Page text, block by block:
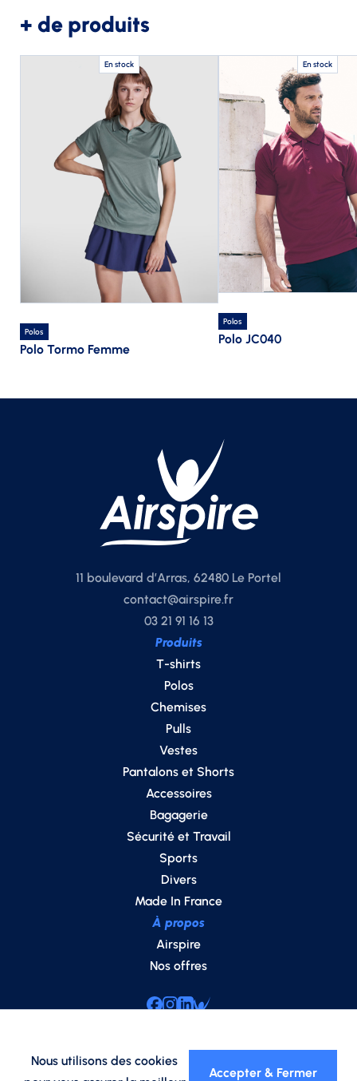
+ de produits
En stock
Polos
Polo Tormo Femme
En stock
Polos
Polo JC040
11 boulevard d’Arras, 62480 Le Portel
contact@airspire.fr
03 21 91 16 13
Produits
T-shirts
Polos
Chemises
Pulls
Vestes
Pantalons et Shorts
Accessoires
Bagagerie
Sécurité et Travail
Sports
Divers
Made In France
À propos
Airspire
Nos offres
Nous utilisons des cookies
Accepter & Fermer